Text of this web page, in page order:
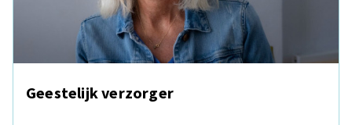
Geestelijk verzorger